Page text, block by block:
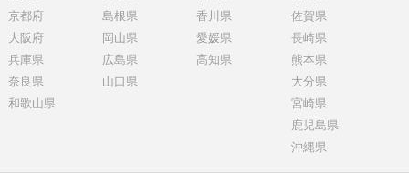
京都府
大阪府
兵庫県
奈良県
和歌山県
島根県
岡山県
広島県
山口県
香川県
愛媛県
高知県
佐賀県
長崎県
熊本県
大分県
宮崎県
鹿児島県
沖縄県